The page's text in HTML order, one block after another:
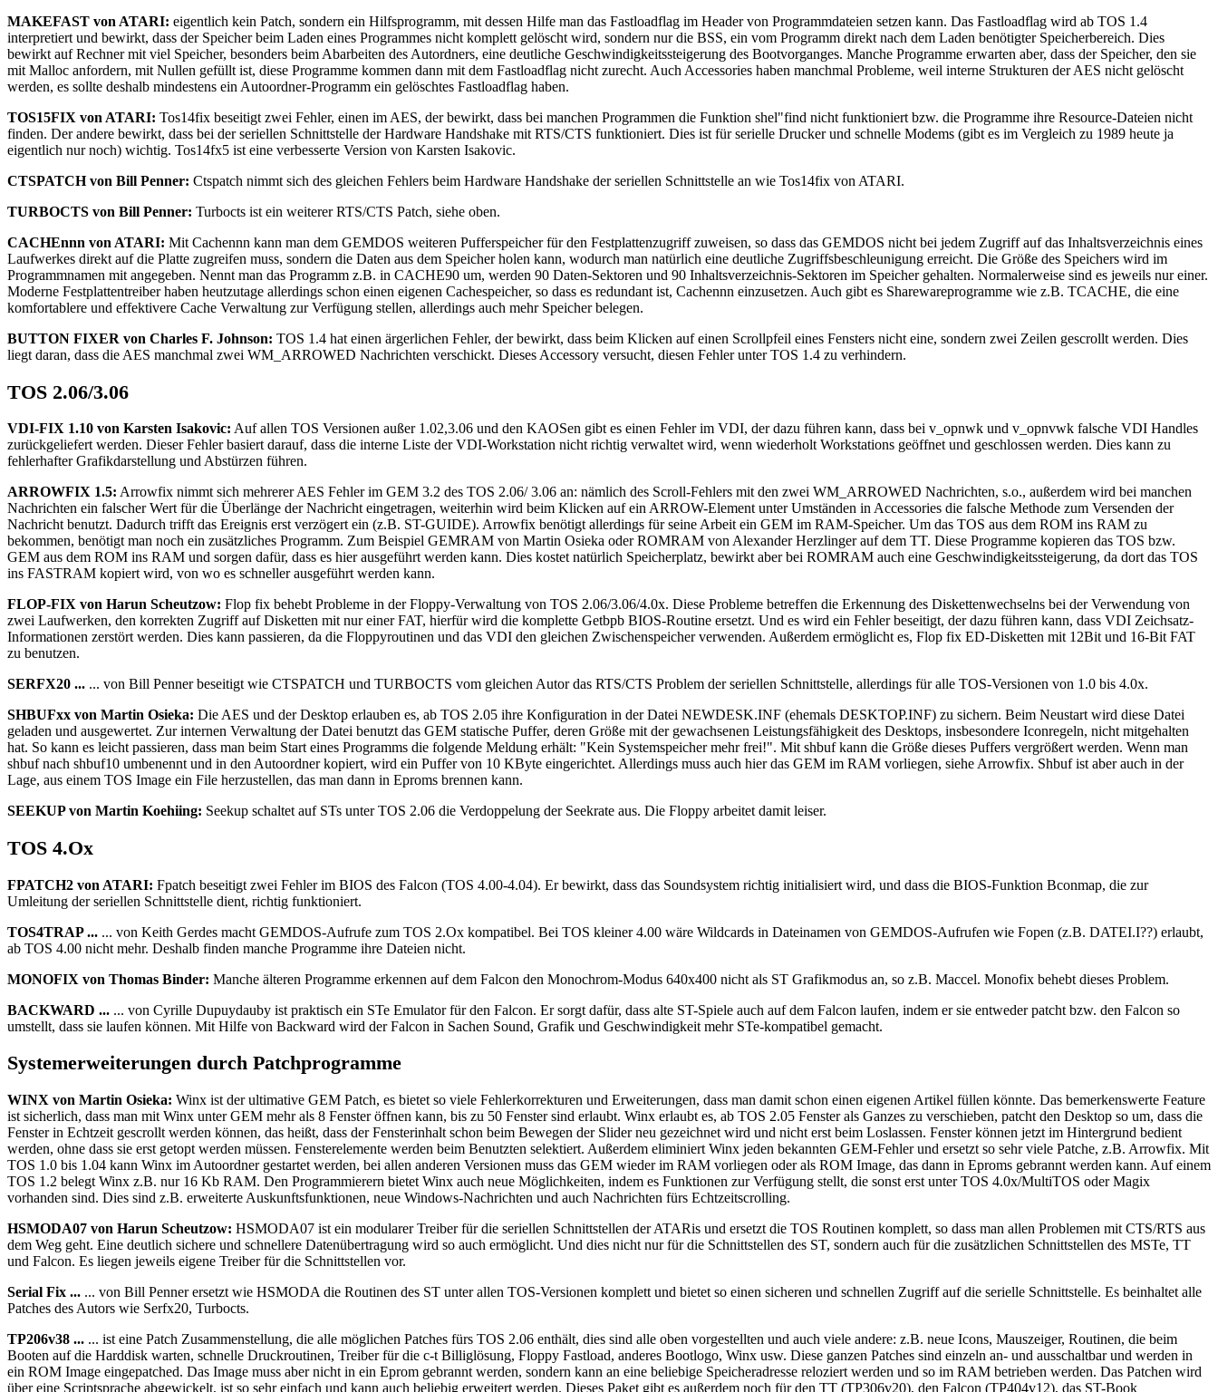
MAKEFAST von ATARI: eigentlich kein Patch, sondern ein Hilfsprogramm, mit dessen Hilfe man das Fastloadflag im Header von Programmdateien setzen kann. Das Fastloadflag wird ab TOS 1.4
interpretiert und bewirkt, dass der Speicher beim Laden eines Programmes nicht komplett gelöscht wird, sondern nur die BSS, ein vom Programm direkt nach dem Laden benötigter Speicherbereich. Dies
bewirkt auf Rechner mit viel Speicher, besonders beim Abarbeiten des Autordners, eine deutliche Geschwindigkeitssteigerung des Bootvorganges. Manche Programme erwarten aber, dass der Speicher, den sie
mit Malloc anfordern, mit Nullen gefüllt ist, diese Programme kommen dann mit dem Fastloadflag nicht zurecht. Auch Accessories haben manchmal Probleme, weil interne Strukturen der AES nicht gelöscht
werden, es sollte deshalb mindestens ein Autoordner-Programm ein gelöschtes Fastloadflag haben.
TOS15FIX von ATARI: Tos14fix beseitigt zwei Fehler, einen im AES, der bewirkt, dass bei manchen Programmen die Funktion shel"find nicht funktioniert bzw. die Programme ihre Resource-Dateien nicht
finden. Der andere bewirkt, dass bei der seriellen Schnittstelle der Hardware Handshake mit RTS/CTS funktioniert. Dies ist für serielle Drucker und schnelle Modems (gibt es im Vergleich zu 1989 heute ja
eigentlich nur noch) wichtig. Tos14fx5 ist eine verbesserte Version von Karsten Isakovic.
CTSPATCH von Bill Penner: Ctspatch nimmt sich des gleichen Fehlers beim Hardware Handshake der seriellen Schnittstelle an wie Tos14fix von ATARI.
TURBOCTS von Bill Penner: Turbocts ist ein weiterer RTS/CTS Patch, siehe oben.
CACHEnnn von ATARI: Mit Cachennn kann man dem GEMDOS weiteren Pufferspeicher für den Festplattenzugriff zuweisen, so dass das GEMDOS nicht bei jedem Zugriff auf das Inhaltsverzeichnis eines
Laufwerkes direkt auf die Platte zugreifen muss, sondern die Daten aus dem Speicher holen kann, wodurch man natürlich eine deutliche Zugriffsbeschleunigung erreicht. Die Größe des Speichers wird im
Programmnamen mit angegeben. Nennt man das Programm z.B. in CACHE90 um, werden 90 Daten-Sektoren und 90 Inhaltsverzeichnis-Sektoren im Speicher gehalten. Normalerweise sind es jeweils nur einer.
Moderne Festplattentreiber haben heutzutage allerdings schon einen eigenen Cachespeicher, so dass es redundant ist, Cachennn einzusetzen. Auch gibt es Sharewareprogramme wie z.B. TCACHE, die eine
komfortablere und effektivere Cache Verwaltung zur Verfügung stellen, allerdings auch mehr Speicher belegen.
BUTTON FIXER von Charles F. Johnson: TOS 1.4 hat einen ärgerlichen Fehler, der bewirkt, dass beim Klicken auf einen Scrollpfeil eines Fensters nicht eine, sondern zwei Zeilen gescrollt werden. Dies
liegt daran, dass die AES manchmal zwei WM_ARROWED Nachrichten verschickt. Dieses Accessory versucht, diesen Fehler unter TOS 1.4 zu verhindern.
TOS 2.06/3.06
VDI-FIX 1.10 von Karsten Isakovic: Auf allen TOS Versionen außer 1.02,3.06 und den KAOSen gibt es einen Fehler im VDI, der dazu führen kann, dass bei v_opnwk und v_opnvwk falsche VDI Handles
zurückgeliefert werden. Dieser Fehler basiert darauf, dass die interne Liste der VDI-Workstation nicht richtig verwaltet wird, wenn wiederholt Workstations geöffnet und geschlossen werden. Dies kann zu
fehlerhafter Grafikdarstellung und Abstürzen führen.
ARROWFIX 1.5: Arrowfix nimmt sich mehrerer AES Fehler im GEM 3.2 des TOS 2.06/ 3.06 an: nämlich des Scroll-Fehlers mit den zwei WM_ARROWED Nachrichten, s.o., außerdem wird bei manchen
Nachrichten ein falscher Wert für die Überlänge der Nachricht eingetragen, weiterhin wird beim Klicken auf ein ARROW-Element unter Umständen in Accessories die falsche Methode zum Versenden der
Nachricht benutzt. Dadurch trifft das Ereignis erst verzögert ein (z.B. ST-GUIDE). Arrowfix benötigt allerdings für seine Arbeit ein GEM im RAM-Speicher. Um das TOS aus dem ROM ins RAM zu
bekommen, benötigt man noch ein zusätzliches Programm. Zum Beispiel GEMRAM von Martin Osieka oder ROMRAM von Alexander Herzlinger auf dem TT. Diese Programme kopieren das TOS bzw.
GEM aus dem ROM ins RAM und sorgen dafür, dass es hier ausgeführt werden kann. Dies kostet natürlich Speicherplatz, bewirkt aber bei ROMRAM auch eine Geschwindigkeitssteigerung, da dort das TOS
ins FASTRAM kopiert wird, von wo es schneller ausgeführt werden kann.
FLOP-FIX von Harun Scheutzow: Flop fix behebt Probleme in der Floppy-Verwaltung von TOS 2.06/3.06/4.0x. Diese Probleme betreffen die Erkennung des Diskettenwechselns bei der Verwendung von
zwei Laufwerken, den korrekten Zugriff auf Disketten mit nur einer FAT, hierfür wird die komplette Getbpb BIOS-Routine ersetzt. Und es wird ein Fehler beseitigt, der dazu führen kann, dass VDI Zeichsatz-
Informationen zerstört werden. Dies kann passieren, da die Floppyroutinen und das VDI den gleichen Zwischenspeicher verwenden. Außerdem ermöglicht es, Flop fix ED-Disketten mit 12Bit und 16-Bit FAT
zu benutzen.
SERFX20 ... ... von Bill Penner beseitigt wie CTSPATCH und TURBOCTS vom gleichen Autor das RTS/CTS Problem der seriellen Schnittstelle, allerdings für alle TOS-Versionen von 1.0 bis 4.0x.
SHBUFxx von Martin Osieka: Die AES und der Desktop erlauben es, ab TOS 2.05 ihre Konfiguration in der Datei NEWDESK.INF (ehemals DESKTOP.INF) zu sichern. Beim Neustart wird diese Datei
geladen und ausgewertet. Zur internen Verwaltung der Datei benutzt das GEM statische Puffer, deren Größe mit der gewachsenen Leistungsfähigkeit des Desktops, insbesondere Iconregeln, nicht mitgehalten
hat. So kann es leicht passieren, dass man beim Start eines Programms die folgende Meldung erhält: "Kein Systemspeicher mehr frei!". Mit shbuf kann die Größe dieses Puffers vergrößert werden. Wenn man
shbuf nach shbuf10 umbenennt und in den Autoordner kopiert, wird ein Puffer von 10 KByte eingerichtet. Allerdings muss auch hier das GEM im RAM vorliegen, siehe Arrowfix. Shbuf ist aber auch in der
Lage, aus einem TOS Image ein File herzustellen, das man dann in Eproms brennen kann.
SEEKUP von Martin Koehiing: Seekup schaltet auf STs unter TOS 2.06 die Verdoppelung der Seekrate aus. Die Floppy arbeitet damit leiser.
TOS 4.Ox
FPATCH2 von ATARI: Fpatch beseitigt zwei Fehler im BIOS des Falcon (TOS 4.00-4.04). Er bewirkt, dass das Soundsystem richtig initialisiert wird, und dass die BIOS-Funktion Bconmap, die zur
Umleitung der seriellen Schnittstelle dient, richtig funktioniert.
TOS4TRAP ... ... von Keith Gerdes macht GEMDOS-Aufrufe zum TOS 2.Ox kompatibel. Bei TOS kleiner 4.00 wäre Wildcards in Dateinamen von GEMDOS-Aufrufen wie Fopen (z.B. DATEI.I??) erlaubt,
ab TOS 4.00 nicht mehr. Deshalb finden manche Programme ihre Dateien nicht.
MONOFIX von Thomas Binder: Manche älteren Programme erkennen auf dem Falcon den Monochrom-Modus 640x400 nicht als ST Grafikmodus an, so z.B. Maccel. Monofix behebt dieses Problem.
BACKWARD ... ... von Cyrille Dupuydauby ist praktisch ein STe Emulator für den Falcon. Er sorgt dafür, dass alte ST-Spiele auch auf dem Falcon laufen, indem er sie entweder patcht bzw. den Falcon so
umstellt, dass sie laufen können. Mit Hilfe von Backward wird der Falcon in Sachen Sound, Grafik und Geschwindigkeit mehr STe-kompatibel gemacht.
Systemerweiterungen durch Patchprogramme
WINX von Martin Osieka: Winx ist der ultimative GEM Patch, es bietet so viele Fehlerkorrekturen und Erweiterungen, dass man damit schon einen eigenen Artikel füllen könnte. Das bemerkenswerte Feature
ist sicherlich, dass man mit Winx unter GEM mehr als 8 Fenster öffnen kann, bis zu 50 Fenster sind erlaubt. Winx erlaubt es, ab TOS 2.05 Fenster als Ganzes zu verschieben, patcht den Desktop so um, dass die
Fenster in Echtzeit gescrollt werden können, das heißt, dass der Fensterinhalt schon beim Bewegen der Slider neu gezeichnet wird und nicht erst beim Loslassen. Fenster können jetzt im Hintergrund bedient
werden, ohne dass sie erst getopt werden müssen. Fensterelemente werden beim Benutzten selektiert. Außerdem eliminiert Winx jeden bekannten GEM-Fehler und ersetzt so sehr viele Patche, z.B. Arrowfix. Mit
TOS 1.0 bis 1.04 kann Winx im Autoordner gestartet werden, bei allen anderen Versionen muss das GEM wieder im RAM vorliegen oder als ROM Image, das dann in Eproms gebrannt werden kann. Auf einem
TOS 1.2 belegt Winx z.B. nur 16 Kb RAM. Den Programmierern bietet Winx auch neue Möglichkeiten, indem es Funktionen zur Verfügung stellt, die sonst erst unter TOS 4.0x/MultiTOS oder Magix
vorhanden sind. Dies sind z.B. erweiterte Auskunftsfunktionen, neue Windows-Nachrichten und auch Nachrichten fürs Echtzeitscrolling.
HSMODA07 von Harun Scheutzow: HSMODA07 ist ein modularer Treiber für die seriellen Schnittstellen der ATARis und ersetzt die TOS Routinen komplett, so dass man allen Problemen mit CTS/RTS aus
dem Weg geht. Eine deutlich sichere und schnellere Datenübertragung wird so auch ermöglicht. Und dies nicht nur für die Schnittstellen des ST, sondern auch für die zusätzlichen Schnittstellen des MSTe, TT
und Falcon. Es liegen jeweils eigene Treiber für die Schnittstellen vor.
Serial Fix ... ... von Bill Penner ersetzt wie HSMODA die Routinen des ST unter allen TOS-Versionen komplett und bietet so einen sicheren und schnellen Zugriff auf die serielle Schnittstelle. Es beinhaltet alle
Patches des Autors wie Serfx20, Turbocts.
TP206v38 ... ... ist eine Patch Zusammenstellung, die alle möglichen Patches fürs TOS 2.06 enthält, dies sind alle oben vorgestellten und auch viele andere: z.B. neue Icons, Mauszeiger, Routinen, die beim
Booten auf die Harddisk warten, schnelle Druckroutinen, Treiber für die c-t Billiglösung, Floppy Fastload, anderes Bootlogo, Winx usw. Diese ganzen Patches sind einzeln an- und ausschaltbar und werden in
ein ROM Image eingepatched. Das Image muss aber nicht in ein Eprom gebrannt werden, sondern kann an eine beliebige Speicheradresse reloziert werden und so im RAM betrieben werden. Das Patchen wird
über eine Scriptsprache abgewickelt, ist so sehr einfach und kann auch beliebig erweitert werden. Dieses Paket gibt es außerdem noch für den TT (TP306v20), den Falcon (TP404v12), das ST-Book